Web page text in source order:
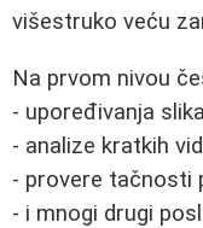
višestruko veću
Na prvom nivou
- upoređivanja
- analize kratkih
- provere tačnosti
- i mnogi drugi